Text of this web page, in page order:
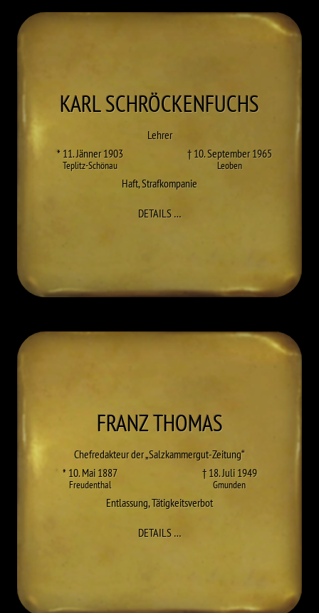
KARLSCHRÖCKENFUCHS
Lehrer
* 11. Jänner 1903
Teplitz-Schönau
† 10. September 1965
Leoben
Haft,Strafkompanie
DETAILS…ZU KARL SCHRÖCKENFUCHS
FRANZTHOMAS
Chefredakteur der „Salzkammergut-Zeitung“
* 10. Mai 1887
Freudenthal
† 18. Juli 1949
Gmunden
Entlassung,Tätigkeitsverbot
DETAILS…ZU FRANZ THOMAS